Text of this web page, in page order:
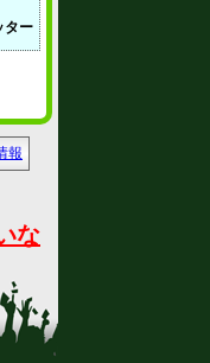
ター
報
な